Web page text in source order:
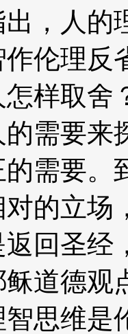
，人的
伦理反
样取舍
需要来
需要。
的立场
回圣经
道德观
思维是